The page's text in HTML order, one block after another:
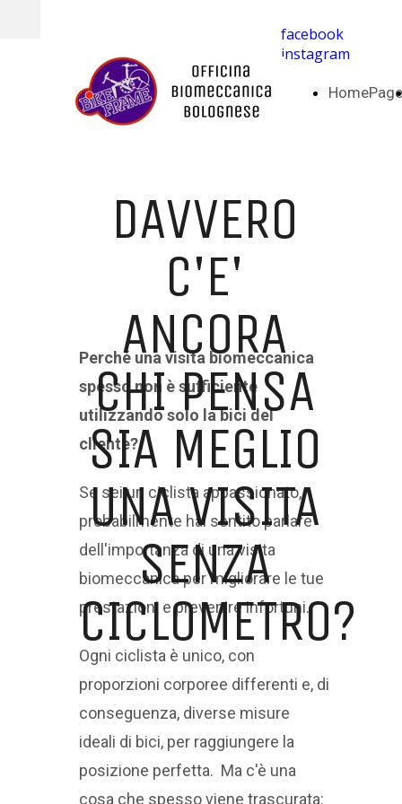
facebook
instagram
HomePage
DAVVERO
C'E'
ANCORA
CHI PENSA
SIA MEGLIO
UNA VISITA
SENZA
CICLOMETRO?
Perché una visita biomeccanica
spesso non è sufficiente
utilizzando solo la bici del
cliente?
Se sei un ciclista appassionato,
probabilmente hai sentito parlare
dell'importanza di una visita
biomeccanica per migliorare le tue
prestazioni e prevenire infortuni.
Ogni ciclista è unico, con
proporzioni corporee differenti e, di
conseguenza, diverse misure
ideali di bici, per raggiungere la
posizione perfetta. Ma c'è una
cosa che spesso viene trascurata: